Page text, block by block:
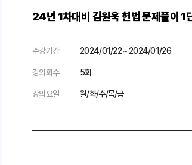
24년 1차대비 김원욱 헌법 문제풀이
수강기간 2024/01/22 ~ 2024/01/26
강의회수 5회
강의요일 월/화/수/목/금